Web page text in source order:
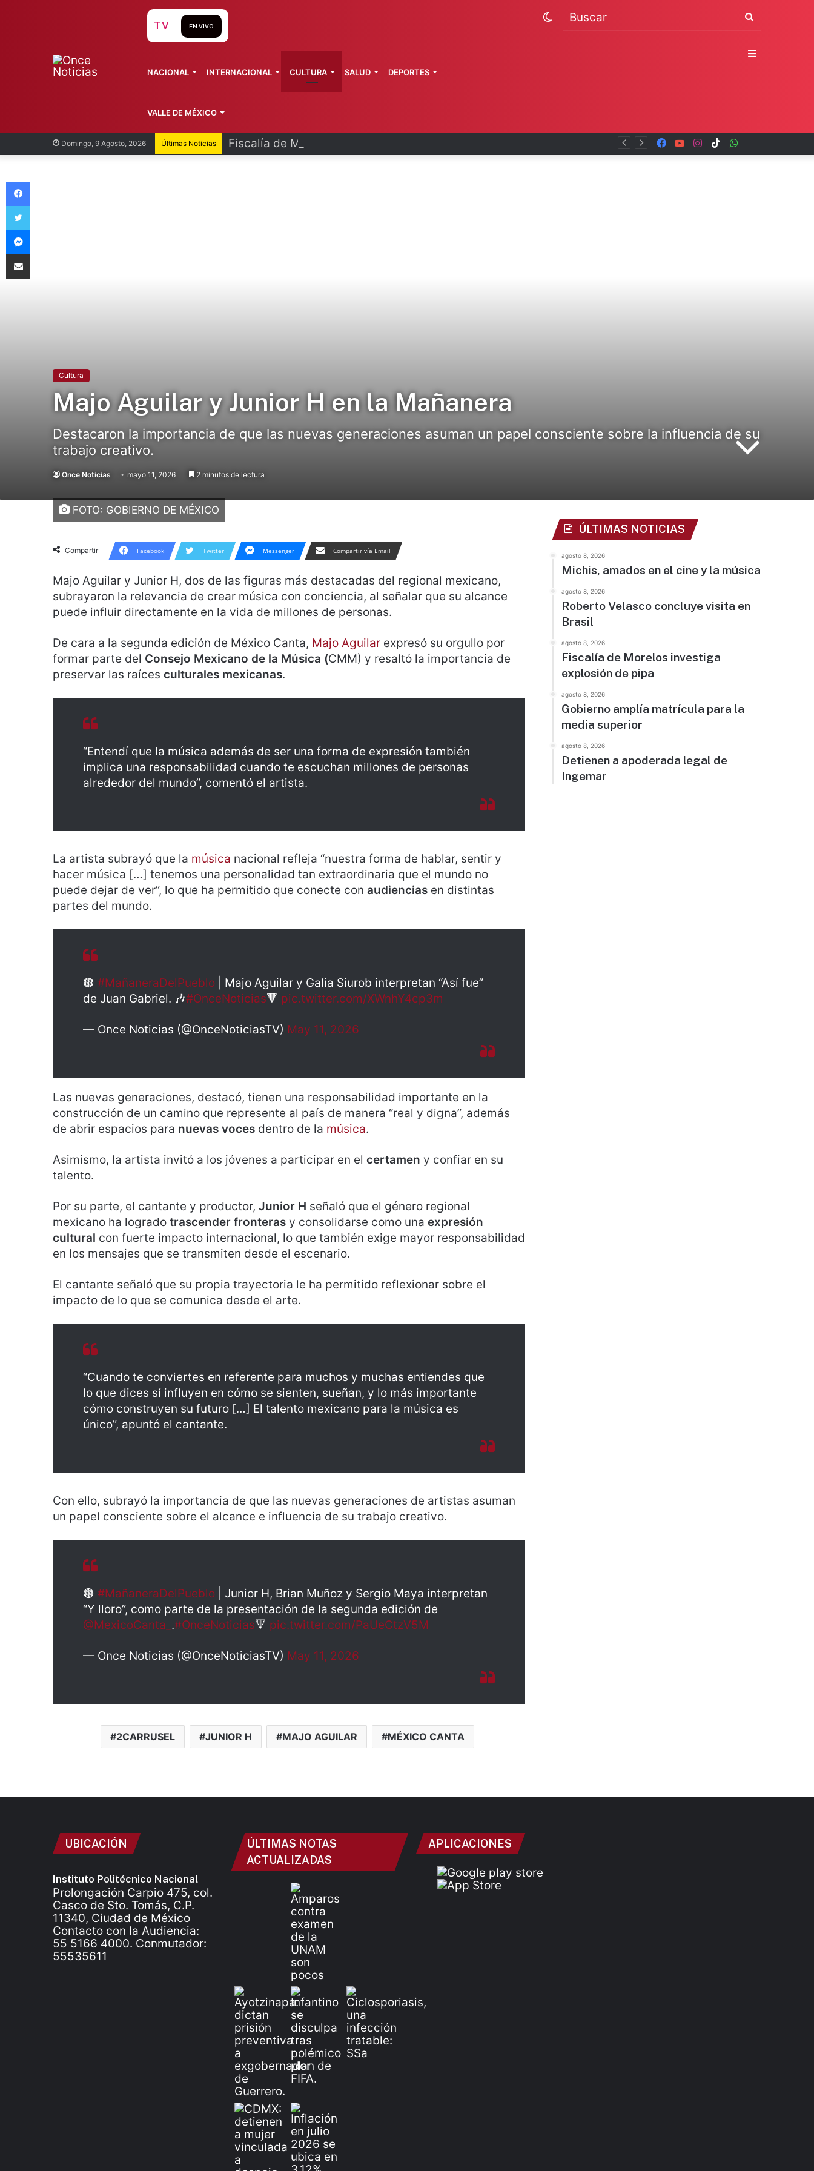
Domingo, 9 Agosto, 2026 Últimas Noticias Fiscalía de Morelos investiga explosión de pipa TikTok
Instagram
YouTube
Facebook
TV EN VIVO
NACIONAL INTERNACIONAL CULTURA SALUD DEPORTES
VALLE DE MÉXICO
Buscar
Switch
Sidebar
Cultura
Majo Aguilar y Junior H en la Mañanera
Destacaron la importancia de que las nuevas generaciones asuman un papel consciente sobre la influencia de su
trabajo creativo.
Once Noticias mayo 11, 2026 2 minutos de lectura
FOTO: GOBIERNO DE MÉXICO
Compartir Facebook Twitter Messenger Compartir vía Email
Majo Aguilar y Junior H, dos de las figuras más destacadas del regional mexicano,
subrayaron la relevancia de crear música con conciencia, al señalar que su alcance
puede influir directamente en la vida de millones de personas.
De cara a la segunda edición de México Canta, Majo Aguilar expresó su orgullo por
formar parte del Consejo Mexicano de la Música (CMM) y resaltó la importancia de
preservar las raíces culturales mexicanas.
“Entendí que la música además de ser una forma de expresión también
implica una responsabilidad cuando te escuchan millones de personas
alrededor del mundo”, comentó el artista.
La artista subrayó que la música nacional refleja “nuestra forma de hablar, sentir y
hacer música […] tenemos una personalidad tan extraordinaria que el mundo no
puede dejar de ver”, lo que ha permitido que conecte con audiencias en distintas
partes del mundo.
🟤 #MañaneraDelPueblo | Majo Aguilar y Galia Siurob interpretan “Así fue”
de Juan Gabriel. 🎶#OnceNoticias🔻 pic.twitter.com/XWnhY4cp3m
— Once Noticias (@OnceNoticiasTV) May 11, 2026
Las nuevas generaciones, destacó, tienen una responsabilidad importante en la
construcción de un camino que represente al país de manera “real y digna”, además
de abrir espacios para nuevas voces dentro de la música.
Asimismo, la artista invitó a los jóvenes a participar en el certamen y confiar en su
talento.
Por su parte, el cantante y productor, Junior H señaló que el género regional
mexicano ha logrado trascender fronteras y consolidarse como una expresión
cultural con fuerte impacto internacional, lo que también exige mayor responsabilidad
en los mensajes que se transmiten desde el escenario.
El cantante señaló que su propia trayectoria le ha permitido reflexionar sobre el
impacto de lo que se comunica desde el arte.
“Cuando te conviertes en referente para muchos y muchas entiendes que
lo que dices sí influyen en cómo se sienten, sueñan, y lo más importante
cómo construyen su futuro […] El talento mexicano para la música es
único”, apuntó el cantante.
Con ello, subrayó la importancia de que las nuevas generaciones de artistas asuman
un papel consciente sobre el alcance e influencia de su trabajo creativo.
🟤 #MañaneraDelPueblo | Junior H, Brian Muñoz y Sergio Maya interpretan
“Y lloro”, como parte de la presentación de la segunda edición de
@MexicoCanta_ .#OnceNoticias🔻 pic.twitter.com/PaUeCtzV5M
— Once Noticias (@OnceNoticiasTV) May 11, 2026
2CARRUSEL JUNIOR H MAJO AGUILAR MÉXICO CANTA
ÚLTIMAS NOTICIAS
agosto 8, 2026
Michis, amados en el cine y la música
agosto 8, 2026
Roberto Velasco concluye visita en
Brasil
agosto 8, 2026
Fiscalía de Morelos investiga
explosión de pipa
agosto 8, 2026
Gobierno amplía matrícula para la
media superior
agosto 8, 2026
Detienen a apoderada legal de
Ingemar
UBICACIÓN
Instituto Politécnico Nacional
Prolongación Carpio 475, col.
Casco de Sto. Tomás, C.P.
11340, Ciudad de México
Contacto con la Audiencia:
55 5166 4000. Conmutador:
55535611
ÚLTIMAS NOTAS
ACTUALIZADAS
APLICACIONES
Facebook
Twitter
Messenger
Compartir vía Email